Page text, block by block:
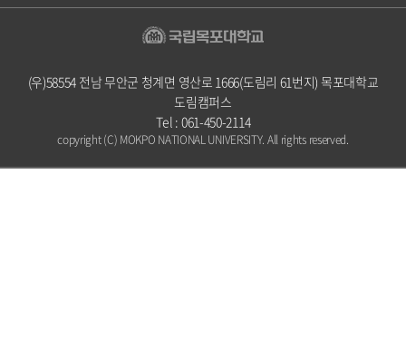
(우)58554 전남 무안군 청계면 영산로 1666(도림리 61번지) 목포대학교
도림캠퍼스
Tel : 061-450-2114
copyright (C) MOKPO NATIONAL UNIVERSITY. All rights reserved.